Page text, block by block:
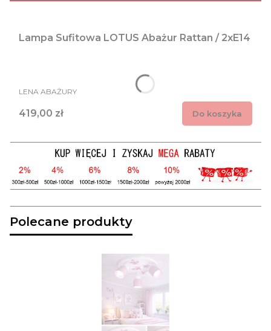
Lampa Sufitowa LOTUS Abażur Rattan / 2xE14
PRODUCENT
LENA ABAŻURY
Cena
419,00 zł Do koszyka
Polecane produkty